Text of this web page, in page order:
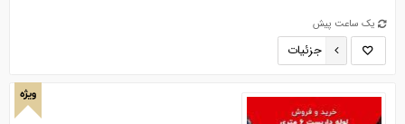
یک ساعت پیش
جزئیات
ویژه